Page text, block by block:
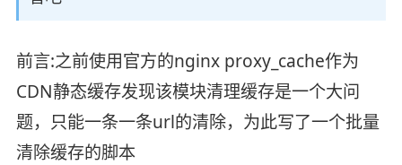
前言:之前使用官方的nginx proxy_cache作为
CDN静态缓存发现该模块清理缓存是一个大问
题，只能一条一条url的清除，为此写了一个批量
清除缓存的脚本